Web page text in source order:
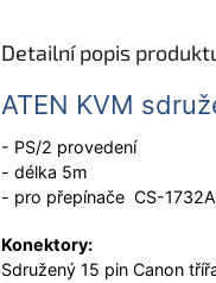
Detailní popis
ATEN KVM
- PS/2 provedení
- délka 5m
- pro přepínače CS-
Konektory:
Sdružený 15 pin Canon